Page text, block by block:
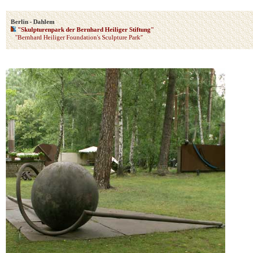
Berlin - Dahlem
"Skulpturenpark der Bernhard Heiliger Stiftung"
"Bernhard Heiliger Foundation's Sculpture Park"